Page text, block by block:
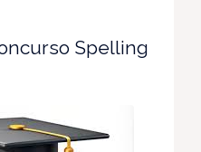
Spelling